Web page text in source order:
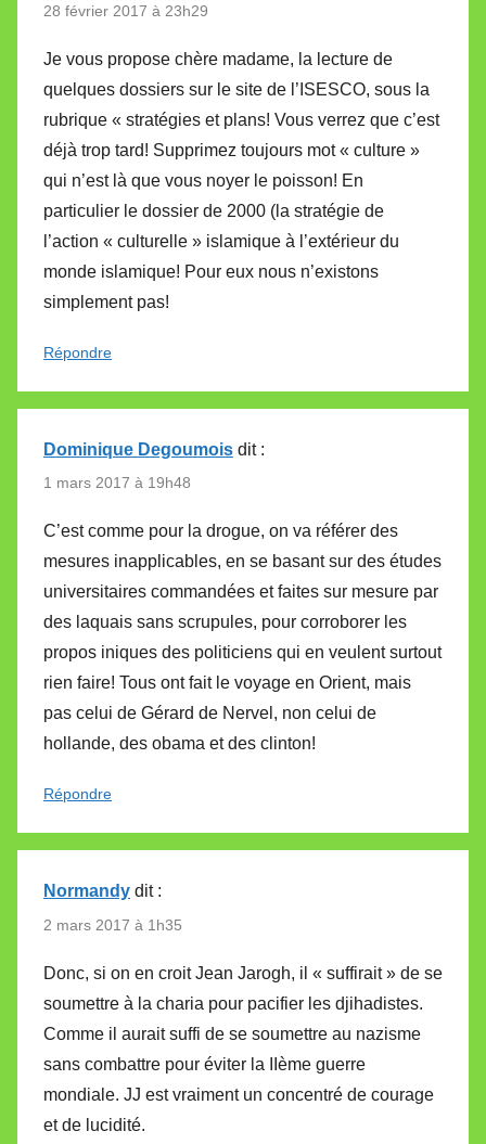
28 février 2017 à 23h29
Je vous propose chère madame, la lecture de
quelques dossiers sur le site de l’ISESCO, sous la
rubrique « stratégies et plans! Vous verrez que c’est
déjà trop tard! Supprimez toujours mot « culture »
qui n’est là que vous noyer le poisson! En
particulier le dossier de 2000 (la stratégie de
l’action « culturelle » islamique à l’extérieur du
monde islamique! Pour eux nous n’existons
simplement pas!
Répondre
Dominique Degoumois dit :
1 mars 2017 à 19h48
C’est comme pour la drogue, on va référer des
mesures inapplicables, en se basant sur des études
universitaires commandées et faites sur mesure par
des laquais sans scrupules, pour corroborer les
propos iniques des politiciens qui en veulent surtout
rien faire! Tous ont fait le voyage en Orient, mais
pas celui de Gérard de Nervel, non celui de
hollande, des obama et des clinton!
Répondre
Normandy dit :
2 mars 2017 à 1h35
Donc, si on en croit Jean Jarogh, il « suffirait » de se
soumettre à la charia pour pacifier les djihadistes.
Comme il aurait suffi de se soumettre au nazisme
sans combattre pour éviter la IIème guerre
mondiale. JJ est vraiment un concentré de courage
et de lucidité.